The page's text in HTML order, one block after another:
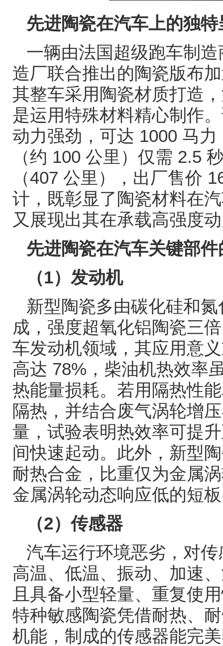
先进陶瓷在汽车上的独特
一辆由法国超级跑车制
造厂联合推出的陶瓷版布
其整车采用陶瓷材质打造
是运用特殊材料精心制作
动力强劲，可达 1000 马力
（约 100 公里）仅需 2.5
（407 公里），出厂售价
计，既彰显了陶瓷材料在
又展现出其在承载高强度
先进陶瓷在汽车关键部
（1）发动机
新型陶瓷多由碳化硅和
成，强度超氧化铝陶瓷三
车发动机领域，其应用意
高达 78% ，柴油机热效率
热能量损耗。若用隔热性
隔热，并结合废气涡轮增
量，试验表明热效率可提
间快速起动。此外，新型
耐热合金，比重仅为金属
金属涡轮动态响应低的短
（2）传感器
汽车运行环境恶劣，对
高温、低温、振动、加速
且具备小型轻量、重复使
特种敏感陶瓷凭借耐热、
机能，制成的传感器能完